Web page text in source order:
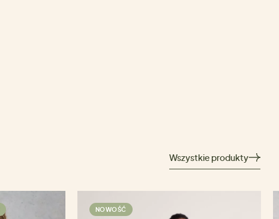
Wszystkie produkty
NOWOŚĆ